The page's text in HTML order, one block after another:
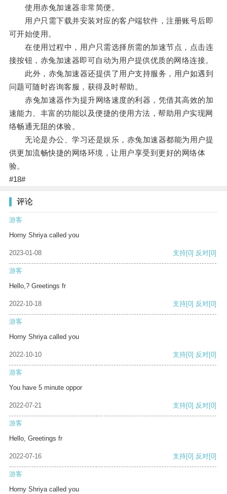
使用赤兔加速器非常简便。
用户只需下载并安装对应的客户端软件，注册账号后即
可开始使用。
在使用过程中，用户只需选择所需的加速节点，点击连
接按钮，赤兔加速器即可自动为用户提供优质的网络连接。
此外，赤兔加速器还提供了用户支持服务，用户如遇到
问题可随时咨询客服，获得及时帮助。
赤兔加速器作为提升网络速度的利器，凭借其高效的加
速能力、丰富的功能以及便捷的使用方法，帮助用户实现网
络畅通无阻的体验。
无论是办公、学习还是娱乐，赤兔加速器都能为用户提
供更加流畅快捷的网络环境，让用户享受到更好的网络体
验。
#18#
评论
游客
Horny Shriya called you
2023-01-08 支持[0] 反对[0]
游客
Hello,? Greetings fr
2022-10-18 支持[0] 反对[0]
游客
Horny Shriya called you
2022-10-10 支持[0] 反对[0]
游客
You have 5 minute oppor
2022-07-21 支持[0] 反对[0]
游客
Hello, Greetings fr
2022-07-16 支持[0] 反对[0]
游客
Horny Shriya called you